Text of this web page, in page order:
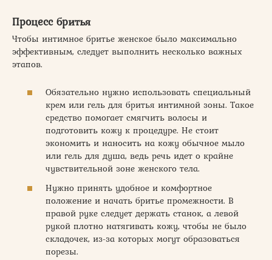
Процесс бритья
Чтобы интимное бритье женское было максимально
эффективным, следует выполнить несколько важных
этапов.
Обязательно нужно использовать специальный
крем или гель для бритья интимной зоны. Такое
средство помогает смягчить волосы и
подготовить кожу к процедуре. Не стоит
экономить и наносить на кожу обычное мыло
или гель для душа, ведь речь идет о крайне
чувствительной зоне женского тела.
Нужно принять удобное и комфортное
положение и начать бритье промежности. В
правой руке следует держать станок, а левой
рукой плотно натягивать кожу, чтобы не было
складочек, из-за которых могут образоваться
порезы.